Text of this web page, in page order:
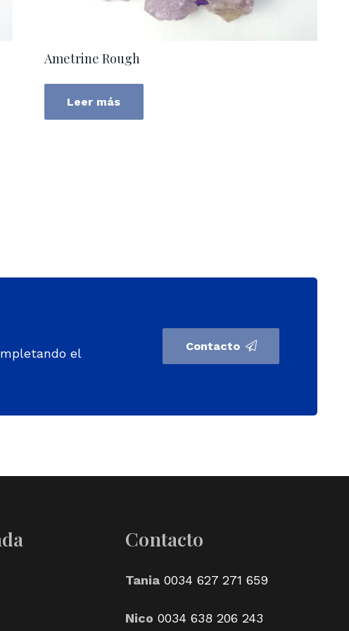
Ametrine Rough
Leer más
el
Contacto
Contacto
Tania 0034 627 271 659
Nico 0034 638 206 243